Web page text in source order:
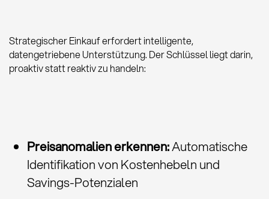
Strategischer Einkauf erfordert intelligente,
datengetriebene Unterstützung. Der Schlüssel liegt darin,
proaktiv statt reaktiv zu handeln:
Preisanomalien erkennen:Automatische
Identifikation von Kostenhebeln und
Savings-Potenzialen